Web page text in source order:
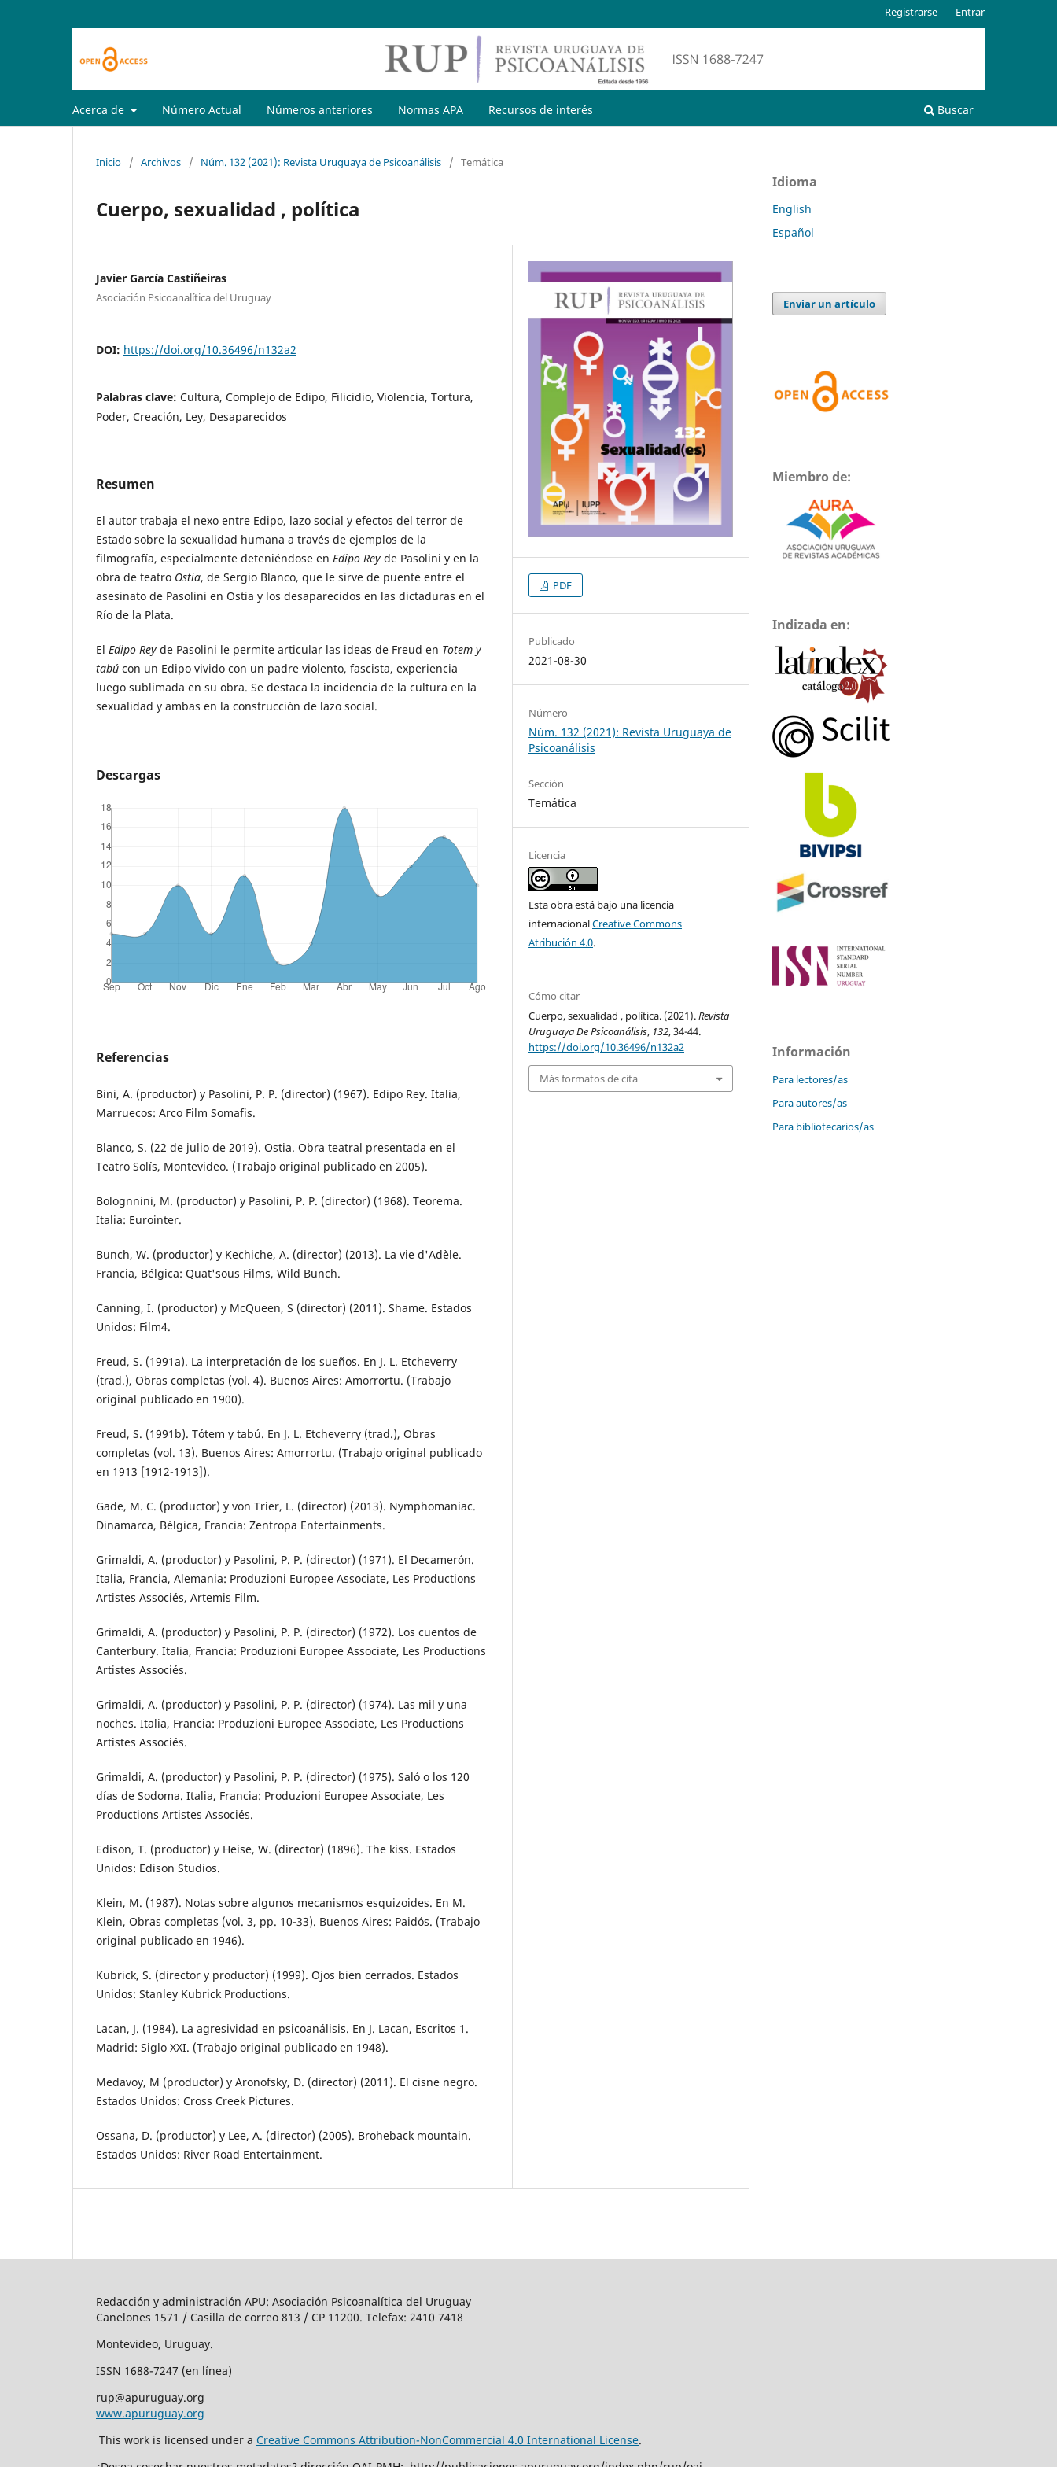
Acerca de Número Actual Números anteriores Normas APA Recursos de interés Buscar
Registrarse Entrar
Inicio / Archivos / Núm. 132 (2021): Revista Uruguaya de Psicoanálisis / Temática
Cuerpo, sexualidad , política
Javier García Castiñeiras
Asociación Psicoanalítica del Uruguay
DOI: https://doi.org/10.36496/n132a2
Palabras clave: Cultura, Complejo de Edipo, Filicidio, Violencia, Tortura,
Poder, Creación, Ley, Desaparecidos
Resumen
El autor trabaja el nexo entre Edipo, lazo social y efectos del terror de
Estado sobre la sexualidad humana a través de ejemplos de la
filmografía, especialmente deteniéndose en Edipo Rey de Pasolini y en la
obra de teatro Ostia, de Sergio Blanco, que le sirve de puente entre el
asesinato de Pasolini en Ostia y los desaparecidos en las dictaduras en el
Río de la Plata.
El Edipo Rey de Pasolini le permite articular las ideas de Freud en Totem y
tabú con un Edipo vivido con un padre violento, fascista, experiencia
luego sublimada en su obra. Se destaca la incidencia de la cultura en la
sexualidad y ambas en la construcción de lazo social.
Descargas
Referencias
Bini, A. (productor) y Pasolini, P. P. (director) (1967). Edipo Rey. Italia,
Marruecos: Arco Film Somafis.
Blanco, S. (22 de julio de 2019). Ostia. Obra teatral presentada en el
Teatro Solís, Montevideo. (Trabajo original publicado en 2005).
Bolognnini, M. (productor) y Pasolini, P. P. (director) (1968). Teorema.
Italia: Eurointer.
Bunch, W. (productor) y Kechiche, A. (director) (2013). La vie d'Adèle.
Francia, Bélgica: Quat'sous Films, Wild Bunch.
Canning, I. (productor) y McQueen, S (director) (2011). Shame. Estados
Unidos: Film4.
Freud, S. (1991a). La interpretación de los sueños. En J. L. Etcheverry
(trad.), Obras completas (vol. 4). Buenos Aires: Amorrortu. (Trabajo
original publicado en 1900).
Freud, S. (1991b). Tótem y tabú. En J. L. Etcheverry (trad.), Obras
completas (vol. 13). Buenos Aires: Amorrortu. (Trabajo original publicado
en 1913 [1912-1913]).
Gade, M. C. (productor) y von Trier, L. (director) (2013). Nymphomaniac.
Dinamarca, Bélgica, Francia: Zentropa Entertainments.
Grimaldi, A. (productor) y Pasolini, P. P. (director) (1971). El Decamerón.
Italia, Francia, Alemania: Produzioni Europee Associate, Les Productions
Artistes Associés, Artemis Film.
Grimaldi, A. (productor) y Pasolini, P. P. (director) (1972). Los cuentos de
Canterbury. Italia, Francia: Produzioni Europee Associate, Les Productions
Artistes Associés.
Grimaldi, A. (productor) y Pasolini, P. P. (director) (1974). Las mil y una
noches. Italia, Francia: Produzioni Europee Associate, Les Productions
Artistes Associés.
Grimaldi, A. (productor) y Pasolini, P. P. (director) (1975). Saló o los 120
días de Sodoma. Italia, Francia: Produzioni Europee Associate, Les
Productions Artistes Associés.
Edison, T. (productor) y Heise, W. (director) (1896). The kiss. Estados
Unidos: Edison Studios.
Klein, M. (1987). Notas sobre algunos mecanismos esquizoides. En M.
Klein, Obras completas (vol. 3, pp. 10-33). Buenos Aires: Paidós. (Trabajo
original publicado en 1946).
Kubrick, S. (director y productor) (1999). Ojos bien cerrados. Estados
Unidos: Stanley Kubrick Productions.
Lacan, J. (1984). La agresividad en psicoanálisis. En J. Lacan, Escritos 1.
Madrid: Siglo XXI. (Trabajo original publicado en 1948).
Medavoy, M (productor) y Aronofsky, D. (director) (2011). El cisne negro.
Estados Unidos: Cross Creek Pictures.
Ossana, D. (productor) y Lee, A. (director) (2005). Broheback mountain.
Estados Unidos: River Road Entertainment.
PDF
Publicado
2021-08-30
Número
Núm. 132 (2021): Revista Uruguaya de
Psicoanálisis
Sección
Temática
Licencia
Esta obra está bajo una licencia
internacionalCreative Commons
Atribución 4.0.
Cómo citar
Cuerpo, sexualidad , política. (2021).Revista
Uruguaya De Psicoanálisis, 132, 34-44.
https://doi.org/10.36496/n132a2
Más formatos de cita
Idioma
English
Español
Enviar un artículo
Miembro de:
Indizada en:
Información
Para lectores/as
Para autores/as
Para bibliotecarios/as
Redacción y administración APU: Asociación Psicoanalítica del Uruguay
Canelones 1571 / Casilla de correo 813 / CP 11200. Telefax: 2410 7418
Montevideo, Uruguay.
ISSN 1688-7247 (en línea)
rup@apuruguay.org
www.apuruguay.org
This work is licensed under a Creative Commons Attribution-NonCommercial 4.0 International License.